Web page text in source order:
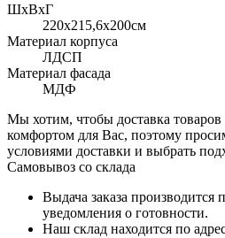
ШхВхГ
220x215,6х200см
Материал корпуса
ЛДСП
Материал фасада
МДФ
Мы хотим, чтобы доставка
комфортом для Вас, поэтому
условиями доставки и выбрать
Самовывоз со склада
Выдача заказа производится
уведомления о готовности.
Наш склад находится по